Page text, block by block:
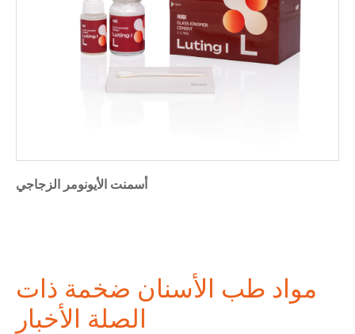
أسمنت الأيونومر الزجاجي
مواد طب الأسنان ضخمة ذات
الصلة الأخبار